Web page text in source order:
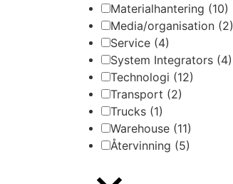
Materialhantering (10)
Media/organisation (2)
Service (4)
System Integrators (4)
Technologi (12)
Transport (2)
Trucks (1)
Warehouse (11)
Återvinning (5)